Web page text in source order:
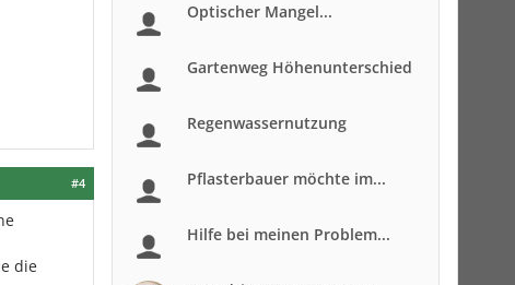
#4
die
Optischer Mangel...
Gartenweg Höhenunterschied
Regenwassernutzung
Pflasterbauer möchte im...
Hilfe bei meinen Problem...